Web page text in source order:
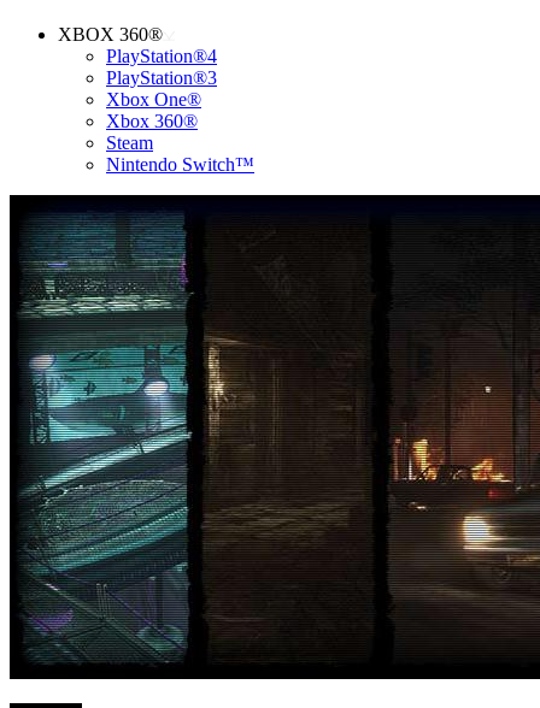
XBOX 360®
PlayStation®4
PlayStation®3
Xbox One®
Xbox 360®
Steam
Nintendo Switch™